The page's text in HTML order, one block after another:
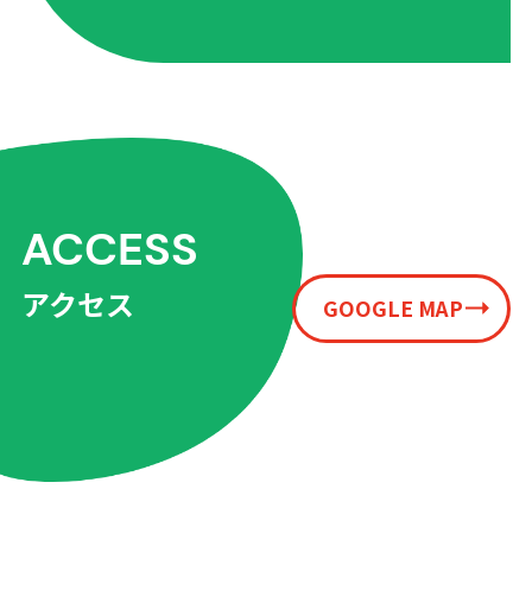
ACCESS
アクセス GOOGLE MAP